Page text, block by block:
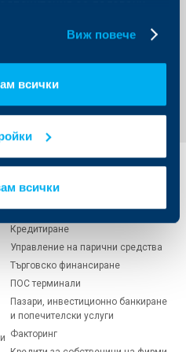
Виж повече
всички
всички
клиенти
Кредитиране
Управление на парични средства
Търговско финансиране
ПОС терминали
Пазари, инвестиционно банкиране
и попечителски услуги
Факторинг